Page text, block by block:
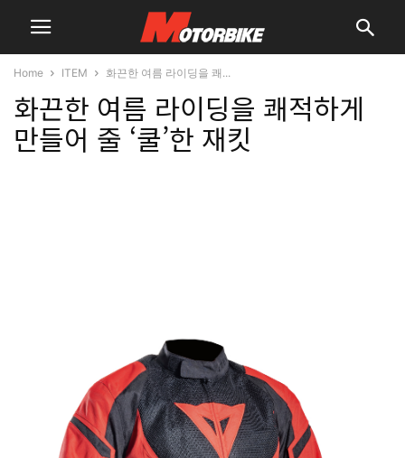
Home ITEM 화끈한 여름 라이딩을 쾌...
화끈한 여름 라이딩을 쾌적하게
만들어 줄 ‘쿨’한 재킷